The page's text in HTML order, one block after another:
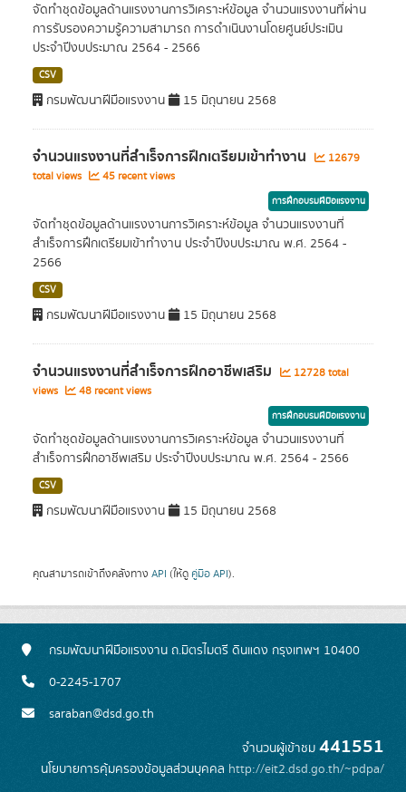
จัดทำชุดข้อมูลด้านแรงงานการวิเคราะห์ข้อมูล จำนวนแรงงานที่ผ่าน
การรับรองความรู้ความสามารถ การดำเนินงานโดยศูนย์ประเมิน
ประจำปีงบประมาณ 2564 - 2566
CSV
กรมพัฒนาฝีมือแรงงาน 15 มิถุนายน 2568
จำนวนแรงงานที่สำเร็จการฝึกเตรียมเข้าทำงาน
12679
total views
45 recent views
การฝึกอบรมฝีมือแรงงาน
จัดทำชุดข้อมูลด้านแรงงานการวิเคราะห์ข้อมูล จำนวนแรงงานที่
สำเร็จการฝึกเตรียมเข้าทำงาน ประจำปีงบประมาณ พ.ศ. 2564 -
2566
CSV
กรมพัฒนาฝีมือแรงงาน 15 มิถุนายน 2568
จำนวนแรงงานที่สำเร็จการฝึกอาชีพเสริม
12728 total
views
48 recent views
การฝึกอบรมฝีมือแรงงาน
จัดทำชุดข้อมูลด้านแรงงานการวิเคราะห์ข้อมูล จำนวนแรงงานที่
สำเร็จการฝึกอาชีพเสริม ประจำปีงบประมาณ พ.ศ. 2564 - 2566
CSV
กรมพัฒนาฝีมือแรงงาน 15 มิถุนายน 2568
คุณสามารถเข้าถึงคลังทาง API (ให้ดู คู่มือ API).
กรมพัฒนาฝีมือแรงงาน ถ.มิตรไมตรี ดินแดง กรุงเทพฯ 10400
0-2245-1707
saraban@dsd.go.th
จำนวนผู้เข้าชม 441551
นโยบายการคุ้มครองข้อมูลส่วนบุคคล http://eit2.dsd.go.th/~pdpa/